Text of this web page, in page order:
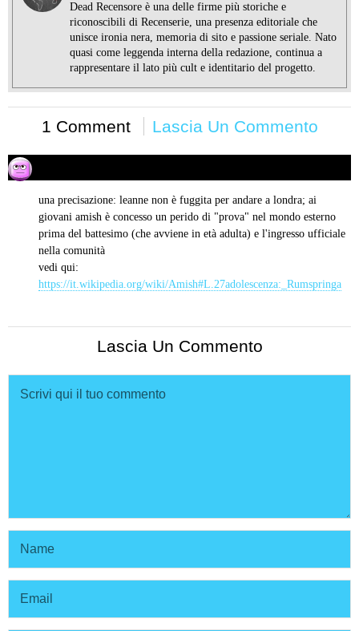
Dead Recensore è una delle firme più storiche e
riconoscibili di Recenserie, una presenza editoriale che
unisce ironia nera, memoria di sito e passione seriale. Nato
quasi come leggenda interna della redazione, continua a
rappresentare il lato più cult e identitario del progetto.
1 Comment Lascia Un Commento
una precisazione: leanne non è fuggita per andare a londra; ai
giovani amish è concesso un perido di "prova" nel mondo esterno
prima del battesimo (che avviene in età adulta) e l'ingresso ufficiale
nella comunità
vedi qui:
https://it.wikipedia.org/wiki/Amish#L.27adolescenza:_Rumspringa
Lascia Un Commento